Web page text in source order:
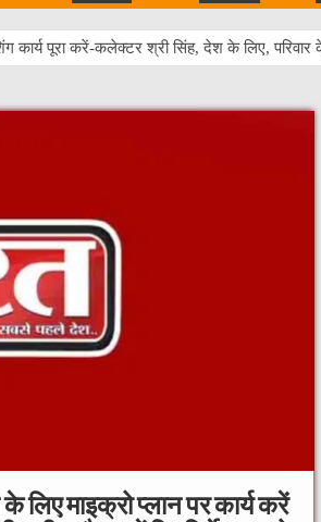
माइक्रो प्लान पर कार्य करें